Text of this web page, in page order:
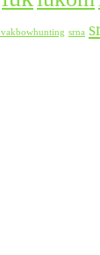
srna